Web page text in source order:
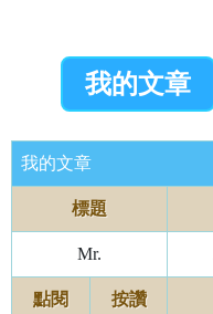
我的文章
標題
Mr.
點閱 按讚